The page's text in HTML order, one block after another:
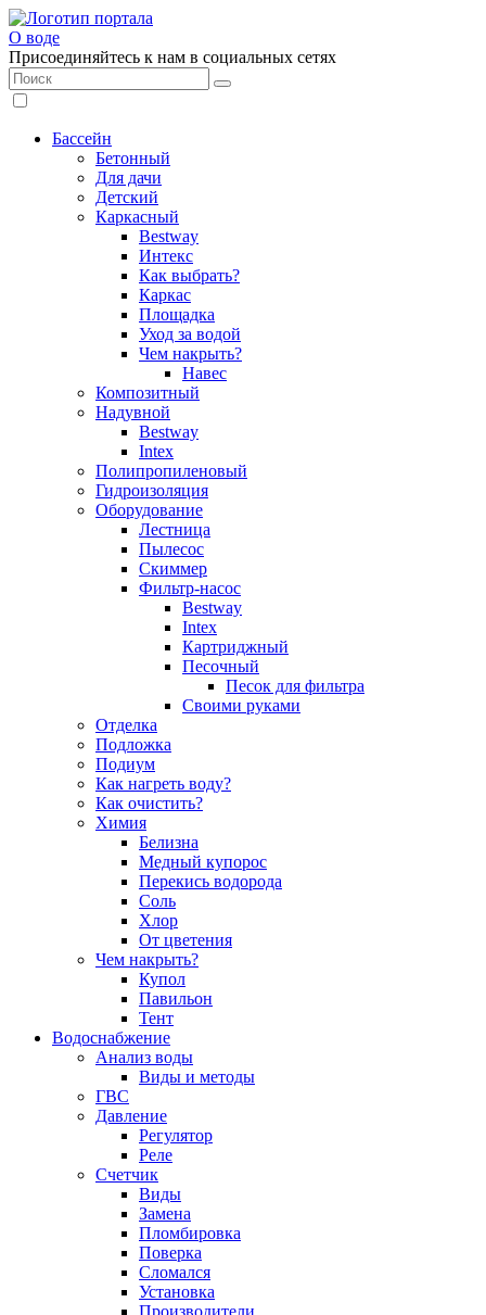
О воде
Присоединяйтесь к нам в социальных сетях
Бассейн
Бетонный
Для дачи
Детский
Каркасный
Bestway
Интекс
Как выбрать?
Каркас
Площадка
Уход за водой
Чем накрыть?
Навес
Композитный
Надувной
Bestway
Intex
Полипропиленовый
Гидроизоляция
Оборудование
Лестница
Пылесос
Скиммер
Фильтр-насос
Bestway
Intex
Картриджный
Песочный
Песок для фильтра
Своими руками
Отделка
Подложка
Подиум
Как нагреть воду?
Как очистить?
Химия
Белизна
Медный купорос
Перекись водорода
Соль
Хлор
От цветения
Чем накрыть?
Купол
Павильон
Тент
Водоснабжение
Анализ воды
Виды и методы
ГВС
Давление
Регулятор
Реле
Счетчик
Виды
Замена
Пломбировка
Поверка
Сломался
Установка
Производители